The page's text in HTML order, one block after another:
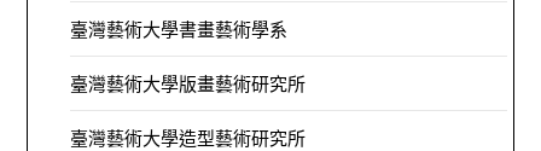
臺灣藝術大學書畫藝術學系
臺灣藝術大學版畫藝術研究所
臺灣藝術大學造型藝術研究所